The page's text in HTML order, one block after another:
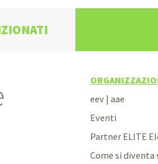
eev | aae
Eventi
Partner ELITE
Come si diventa